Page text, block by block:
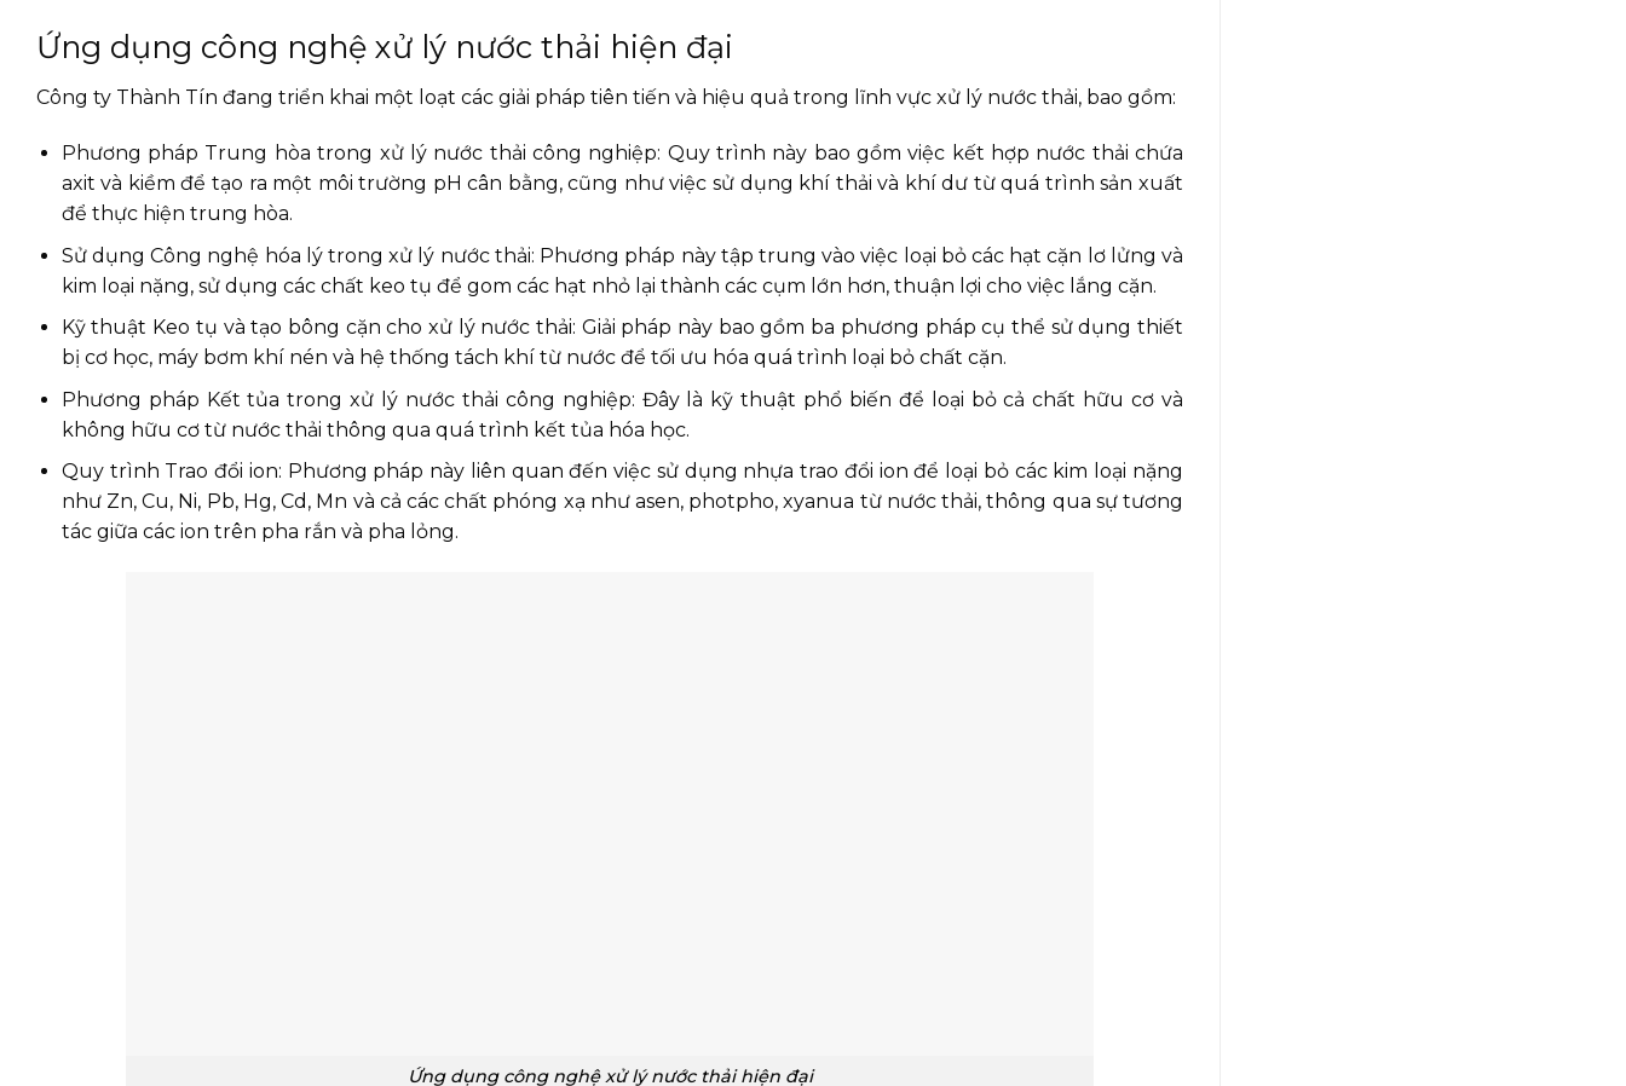
Ứng dụng công nghệ xử lý nước thải hiện đại
Công ty Thành Tín đang triển khai một loạt các giải pháp tiên tiến và hiệu quả trong lĩnh vực xử lý nước thải, bao gồm:
Phương pháp Trung hòa trong xử lý nước thải công nghiệp: Quy trình này bao gồm việc kết hợp nước thải chứa
axit và kiềm để tạo ra một môi trường pH cân bằng, cũng như việc sử dụng khí thải và khí dư từ quá trình sản xuất
để thực hiện trung hòa.
Sử dụng Công nghệ hóa lý trong xử lý nước thải: Phương pháp này tập trung vào việc loại bỏ các hạt cặn lơ lửng và
kim loại nặng, sử dụng các chất keo tụ để gom các hạt nhỏ lại thành các cụm lớn hơn, thuận lợi cho việc lắng cặn.
Kỹ thuật Keo tụ và tạo bông cặn cho xử lý nước thải: Giải pháp này bao gồm ba phương pháp cụ thể sử dụng thiết
bị cơ học, máy bơm khí nén và hệ thống tách khí từ nước để tối ưu hóa quá trình loại bỏ chất cặn.
Phương pháp Kết tủa trong xử lý nước thải công nghiệp: Đây là kỹ thuật phổ biến để loại bỏ cả chất hữu cơ và
không hữu cơ từ nước thải thông qua quá trình kết tủa hóa học.
Quy trình Trao đổi ion: Phương pháp này liên quan đến việc sử dụng nhựa trao đổi ion để loại bỏ các kim loại nặng
như Zn, Cu, Ni, Pb, Hg, Cd, Mn và cả các chất phóng xạ như asen, photpho, xyanua từ nước thải, thông qua sự tương
tác giữa các ion trên pha rắn và pha lỏng.
Ứng dụng công nghệ xử lý nước thải hiện đại